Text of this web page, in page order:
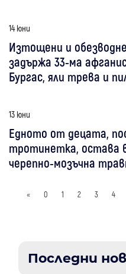
14 юни
Изтощени и
задържа 33-ма
Бургас, яли трева и
13 юни
Едното от децата,
тротинетка, остава
черепно-мозъчна
« 0 1 2 3 4
Последни